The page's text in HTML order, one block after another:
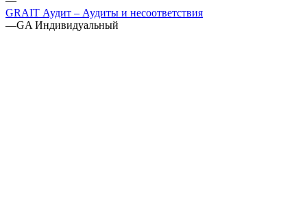
GRAIT Аудит – Аудиты и несоответствия
—GA Индивидуальный